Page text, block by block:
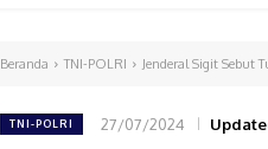
Beranda TNI-POLRI Jenderal Sigit Sebut
TNI-POLRI 27/07/2024